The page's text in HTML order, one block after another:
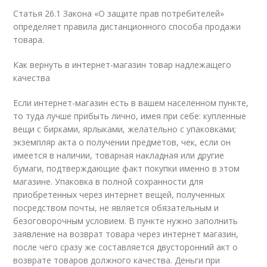
Статья 26.1 Закона «О защите прав потребителей»
определяет правила дистанционного способа продажи
товара.
Как вернуть в интернет-магазин товар надлежащего
качества
Если интернет-магазин есть в вашем населенном пункте,
то туда лучше прибыть лично, имея при себе: купленные
вещи с бирками, ярлыками, желательно с упаковками;
экземпляр акта о получении предметов, чек, если он
имеется в наличии, товарная накладная или другие
бумаги, подтверждающие факт покупки именно в этом
магазине. Упаковка в полной сохранности для
приобретенных через интернет вещей, полученных
посредством почты, не является обязательным и
безоговорочным условием. В пункте нужно заполнить
заявление на возврат товара через интернет магазин,
после чего сразу же составляется двусторонний акт о
возврате товаров должного качества. Деньги при